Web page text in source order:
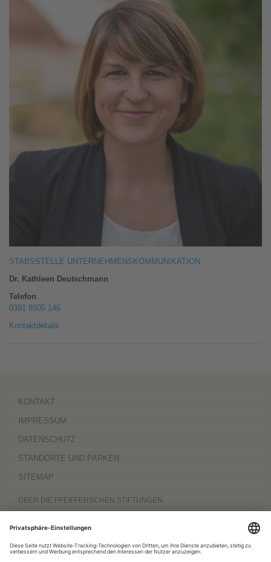
STABSSTELLE UNTERNEHMENSKOMMUNIKATION
Dr. Kathleen Deutschmann
Telefon
0391 8505 146
Kontaktdetails
KONTAKT
IMPRESSUM
DATENSCHUTZ
STANDORTE UND PARKEN
SITEMAP
ÜBER DIE PFEIFFERSCHEN STIFTUNGEN
Komplexträger und bieten
Menschen mit Behinderung, außerdemWerkstättenmit ca. 600 Beschäftigten